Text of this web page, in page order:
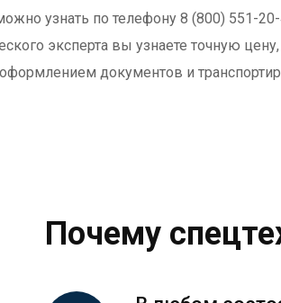
узнать по телефону 8 (800) 551-20-
эксперта вы узнаете точную
оформлением документов и
Почему